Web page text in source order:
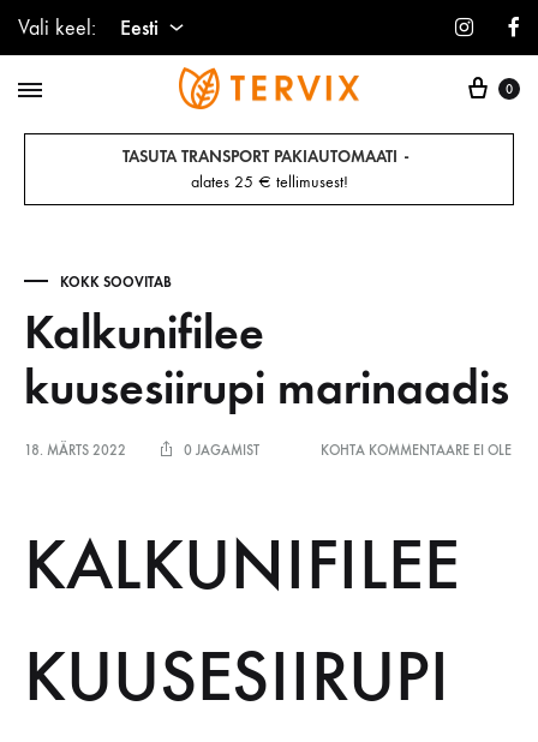
Vali keel: Eesti
Eesti 0
TASUTA TRANSPORT PAKIAUTOMAATI
alates 25 € tellimusest!
KOKK SOOVITAB
Kalkunifilee
kuusesiirupi marinaadis
18. MÄRTS 2022 0 JAGAMIST
KALKUNIFILEE
KOHTA KOMMENTAARE EI OLE
KALKUNIFILEE
KUUSESIIRUPI